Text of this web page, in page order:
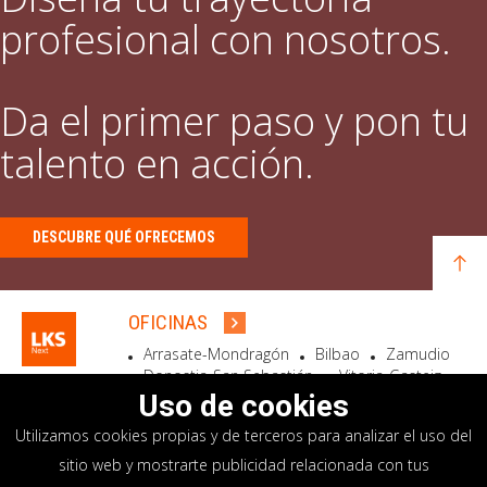
profesional con nosotros.
Da el primer paso y pon tu
talento en acción.
DESCUBRE QUÉ OFRECEMOS
OFICINAS
Arrasate-Mondragón Bilbao
Zamudio
Donostia-San Sebastián
Vitoria-Gasteiz
Madrid
El Astillero Bidart
SEDE SOCIAL
Uso de cookies
Utilizamos cookies propias y de terceros para analizar el uso del
sitio web y mostrarte publicidad relacionada con tus